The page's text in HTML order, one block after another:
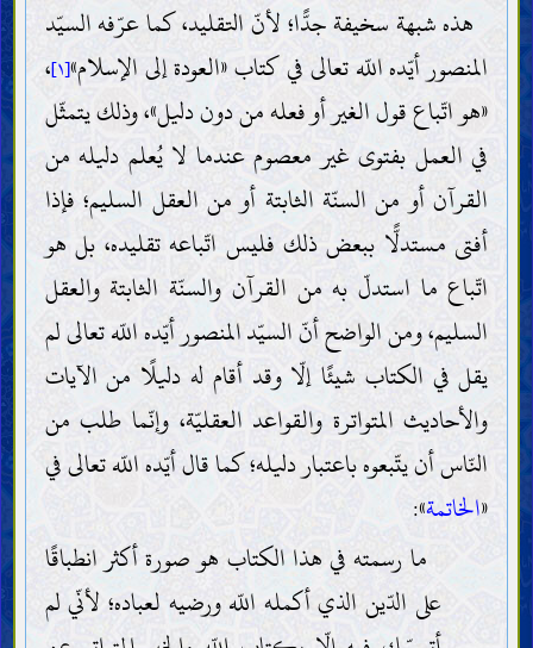
هذه شبهة سخيفة جدًّا؛ لأنّ التقليد، كما عرّفه السيّد
المنصور أيّده اللّه تعالى في كتاب «العودة إلى الإسلام»[١] ،
«هو اتّباع قول الغير أو فعله من دون دليل»، وذلك يتمثّل
في العمل بفتوى غير معصوم عندما لا يُعلم دليله من
القرآن أو من السنّة الثابتة أو من العقل السليم؛ فإذا
أفتى مستدلًّا ببعض ذلك فليس اتّباعه تقليده، بل هو
اتّباع ما استدلّ به من القرآن والسنّة الثابتة والعقل
السليم، ومن الواضح أنّ السيّد المنصور أيّده اللّه تعالى لم
يقل في الكتاب شيئًا إلّا وقد أقام له دليلًا من الآيات
والأحاديث المتواترة والقواعد العقليّة، وإنّما طلب من
النّاس أن يتّبعوه باعتبار دليله؛ كما قال أيّده اللّه تعالى في
«الخاتمة»:
ما رسمته في هذا الكتاب هو صورة أكثر انطباقًا
على الدّين الذي أكمله اللّه ورضيه لعباده؛ لأنّي لم